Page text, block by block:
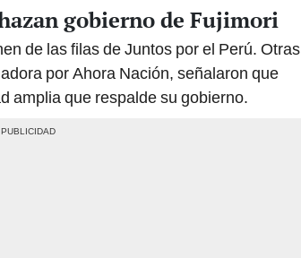
gobierno de Fujimori
de las filas de Juntos por el Perú. Otras
por Ahora Nación, señalaron que
amplia que respalde su gobierno.